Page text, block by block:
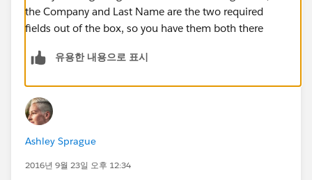
the Company and Last Name are the two required
fields out of the box, so you have them both there
유용한 내용으로 표시
Ashley Sprague
2016년 9월 23일 오후 12:34